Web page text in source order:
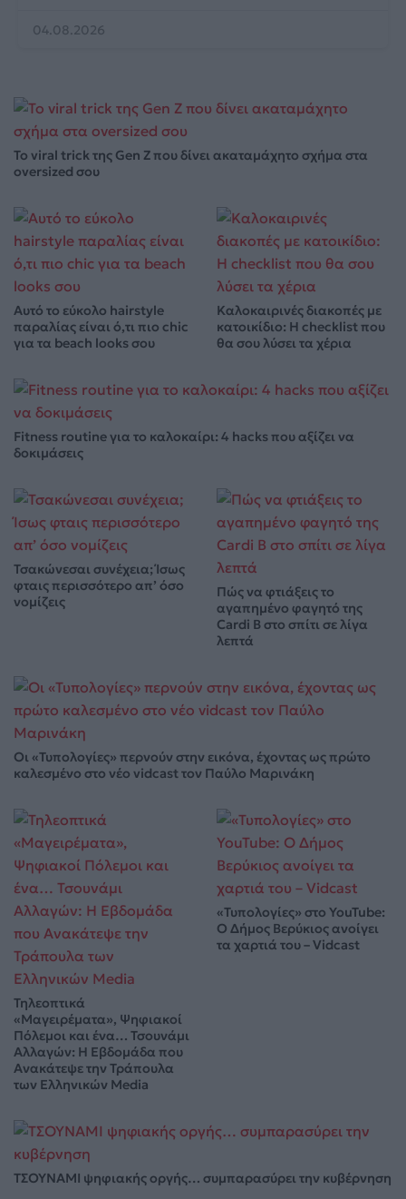
04.08.2026
Το viral trick της Gen Z που δίνει ακαταμάχητο σχήμα στα
oversized σου
Αυτό το εύκολο hairstyle
παραλίας είναι ό,τι πιο chic
για τα beach looks σου
Καλοκαιρινές διακοπές με
κατοικίδιο: Η checklist που
θα σου λύσει τα χέρια
Fitness routine για το καλοκαίρι: 4 hacks που αξίζει να
δοκιμάσεις
Τσακώνεσαι συνέχεια; Ίσως
φταις περισσότερο απ’ όσο
νομίζεις
Πώς να φτιάξεις το
αγαπημένο φαγητό της
Cardi B στο σπίτι σε λίγα
λεπτά
Οι «Τυπολογίες» περνούν στην εικόνα, έχοντας ως πρώτο
καλεσμένο στο νέο vidcast τον Παύλο Μαρινάκη
Τηλεοπτικά
«Μαγειρέματα», Ψηφιακοί
Πόλεμοι και ένα… Τσουνάμι
Αλλαγών: Η Εβδομάδα που
Ανακάτεψε την Τράπουλα
των Ελληνικών Media
«Τυπολογίες» στο YouTube:
Ο Δήμος Βερύκιος ανοίγει
τα χαρτιά του – Vidcast
ΤΣΟΥΝΑΜΙ ψηφιακής οργής… συμπαρασύρει την κυβέρνηση